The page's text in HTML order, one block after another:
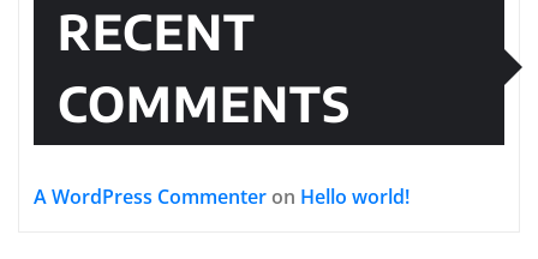
RECENT
COMMENTS
A WordPress Commenter on Hello world!